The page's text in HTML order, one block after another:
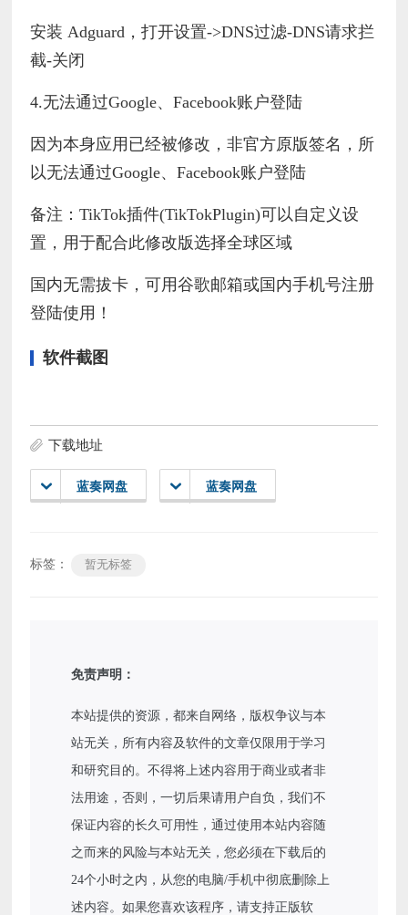
安装 Adguard，打开设置->DNS过滤-DNS请求拦
截-关闭
4.无法通过Google、Facebook账户登陆
因为本身应用已经被修改，非官方原版签名，所
以无法通过Google、Facebook账户登陆
备注：TikTok插件(TikTokPlugin)可以自定义设
置，用于配合此修改版选择全球区域
国内无需拔卡，可用谷歌邮箱或国内手机号注册
登陆使用！
软件截图
下载地址
蓝奏网盘 蓝奏网盘
标签： 暂无标签
免责声明：
本站提供的资源，都来自网络，版权争议与本
站无关，所有内容及软件的文章仅限用于学习
和研究目的。不得将上述内容用于商业或者非
法用途，否则，一切后果请用户自负，我们不
保证内容的长久可用性，通过使用本站内容随
之而来的风险与本站无关，您必须在下载后的
24个小时之内，从您的电脑/手机中彻底删除上
述内容。如果您喜欢该程序，请支持正版软